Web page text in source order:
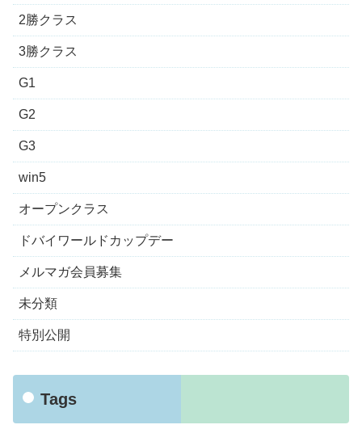
2勝クラス
3勝クラス
G1
G2
G3
win5
オープンクラス
ドバイワールドカップデー
メルマガ会員募集
未分類
特別公開
Tags